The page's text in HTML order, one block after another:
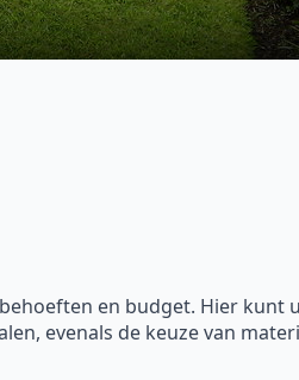
en budget. Hier kunt
evenals de keuze van